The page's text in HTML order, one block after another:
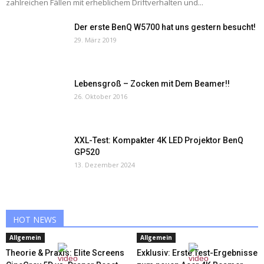
zahlreichen Fällen mit erheblichem Driftverhalten und...
Der erste BenQ W5700 hat uns gestern besucht!
29. März 2019
Lebensgroß – Zocken mit Dem Beamer!!
26. Oktober 2016
XXL-Test: Kompakter 4K LED Projektor BenQ
GP520
13. Dezember 2024
HOT NEWS
Allgemein
Theorie & Praxis: Elite Screens
Allgemein
Exklusiv: Erste Test-Ergebnisse